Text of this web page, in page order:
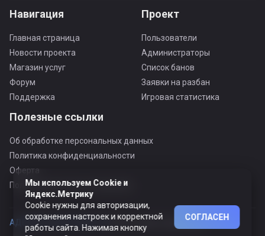
Навигация
Главная страница
Новости проекта
Магазин услуг
Форум
Поддержка
Проект
Пользователи
Администраторы
Список банов
Заявки на разбан
Игровая статистика
Полезные ссылки
Об обработке персональных данных
Политика конфиденциальности
Оферта
Пользовательское соглашение
АДЕКВАТНЫЙ ПРОЕКТ ©© Все права защищены
Мы используем Cookie и
Яндекс.Метрику
Cookie нужны для авторизации,
сохранения настроек и корректной
работы сайта. Нажимая кнопку
СОГЛАСЕН